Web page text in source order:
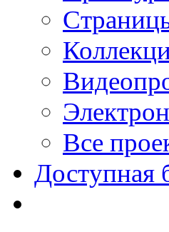
Все
Доступная